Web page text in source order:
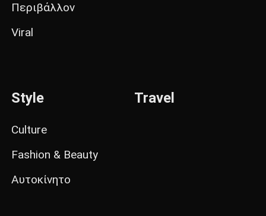
Περιβάλλον
Viral
Style
Culture
Fashion & Beauty
Αυτοκίνητο
Travel